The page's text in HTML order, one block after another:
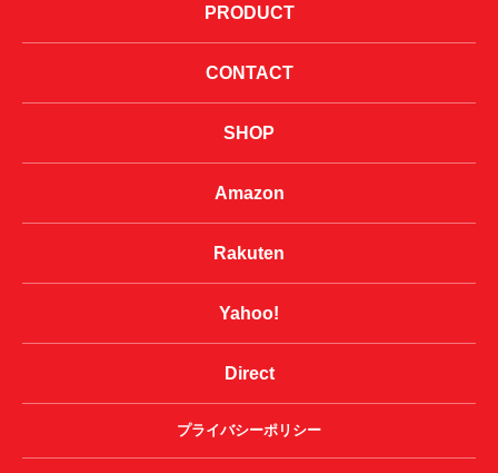
PRODUCT
CONTACT
SHOP
Amazon
Rakuten
Yahoo!
Direct
プライバシーポリシー